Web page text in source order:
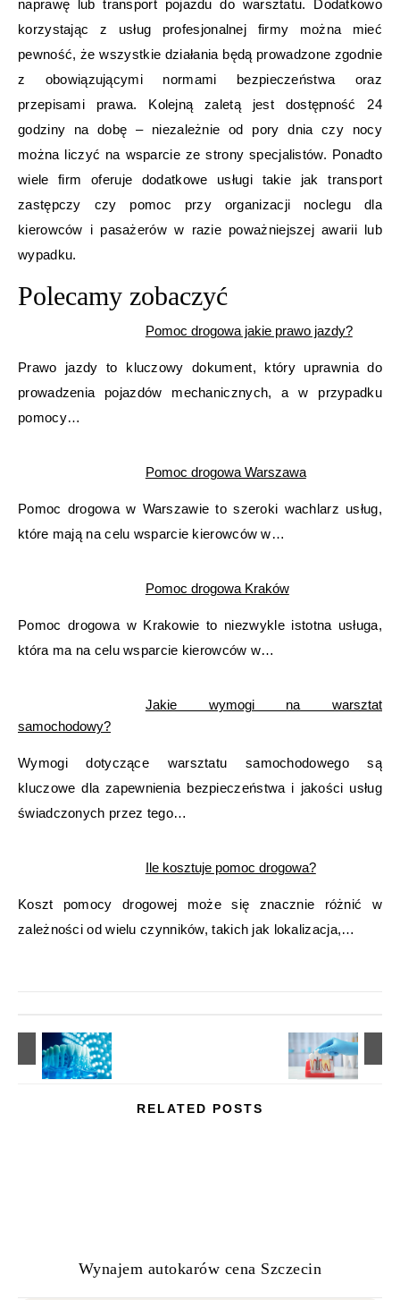
naprawę lub transport pojazdu do warsztatu. Dodatkowo
korzystając z usług profesjonalnej firmy można mieć
pewność, że wszystkie działania będą prowadzone zgodnie
z obowiązującymi normami bezpieczeństwa oraz
przepisami prawa. Kolejną zaletą jest dostępność 24
godziny na dobę – niezależnie od pory dnia czy nocy
można liczyć na wsparcie ze strony specjalistów. Ponadto
wiele firm oferuje dodatkowe usługi takie jak transport
zastępczy czy pomoc przy organizacji noclegu dla
kierowców i pasażerów w razie poważniejszej awarii lub
wypadku.
Polecamy zobaczyć
Pomoc drogowa jakie prawo jazdy?
Prawo jazdy to kluczowy dokument, który uprawnia do
prowadzenia pojazdów mechanicznych, a w przypadku
pomocy…
Pomoc drogowa Warszawa
Pomoc drogowa w Warszawie to szeroki wachlarz usług,
które mają na celu wsparcie kierowców w…
Pomoc drogowa Kraków
Pomoc drogowa w Krakowie to niezwykle istotna usługa,
która ma na celu wsparcie kierowców w…
Jakie wymogi na warsztat
samochodowy?
Wymogi dotyczące warsztatu samochodowego są
kluczowe dla zapewnienia bezpieczeństwa i jakości usług
świadczonych przez tego…
Ile kosztuje pomoc drogowa?
Koszt pomocy drogowej może się znacznie różnić w
zależności od wielu czynników, takich jak lokalizacja,…
RELATED POSTS
Wynajem autokarów cena Szczecin